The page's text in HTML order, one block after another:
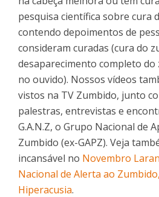
pesquisa científica sobre cura
contendo depoimentos de
consideram curadas (cura do
desaparecimento completo
no ouvido). Nossos vídeos
vistos na TV Zumbido, junto
palestras, entrevistas e
G.A.N.Z, o Grupo Nacional de
Zumbido (ex-GAPZ). Veja
incansável no Novembro
Nacional de Alerta ao
Hiperacusia.